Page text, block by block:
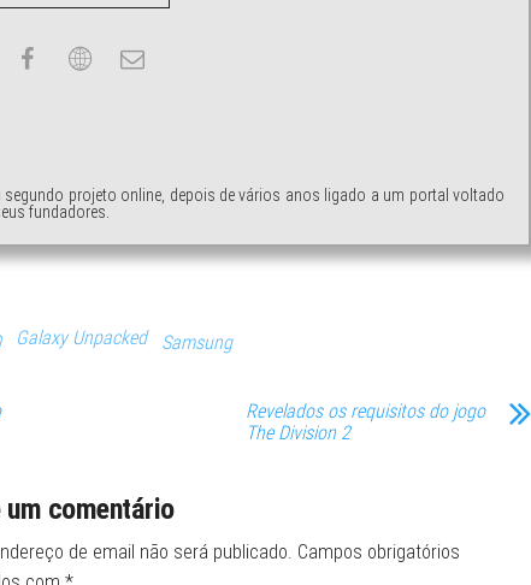
projeto online, depois de vários anos ligado a um portal voltado
fundadores.
Galaxy Unpacked Samsung
Revelados os requisitos do jogo
The Division 2
um comentário
de email não será publicado. Campos obrigatórios